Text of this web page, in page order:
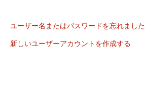
ユーザー名またはパスワードを忘れました
新しいユーザーアカウントを作成する